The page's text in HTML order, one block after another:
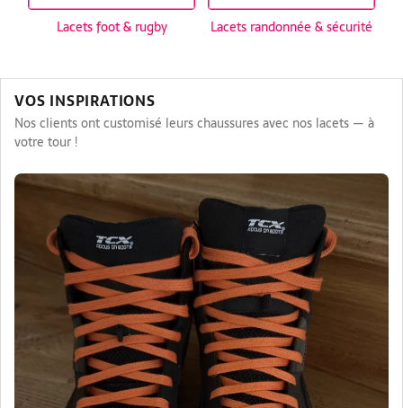
Lacets foot & rugby Lacets randonnée & sécurité
VOS INSPIRATIONS
Nos clients ont customisé leurs chaussures avec nos lacets — à
votre tour !